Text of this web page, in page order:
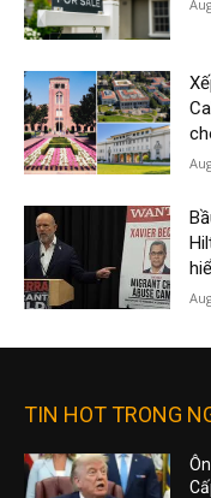
TIN HOT TRONG